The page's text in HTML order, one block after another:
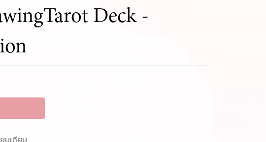
Deck -
บเทียบ